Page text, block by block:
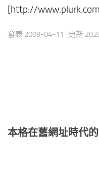
[http://
發表 2009-04-11 · 更新
本格在舊網址時代